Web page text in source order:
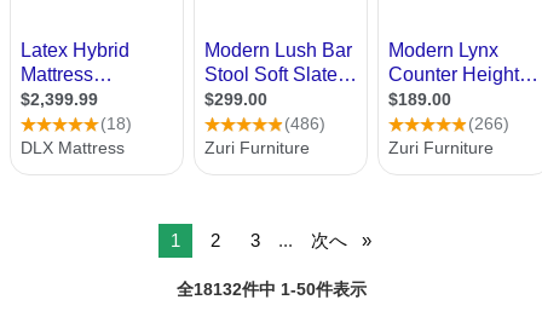
1 2 3 ... 次へ
全18132件中 1-50件表示